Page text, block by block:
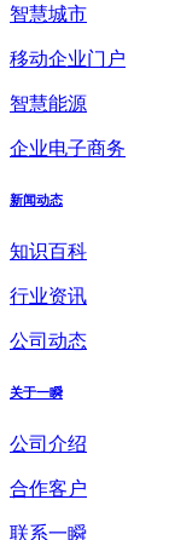
智慧城市
移动企业门户
智慧能源
企业电子商务
新闻动态
知识百科
行业资讯
公司动态
关于一瞬
公司介绍
合作客户
联系一瞬